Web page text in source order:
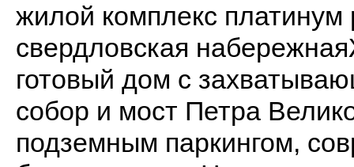
жилой комплекс платинум
свердловская
готовый дом с
собор и мост Петра
подземным паркингом,